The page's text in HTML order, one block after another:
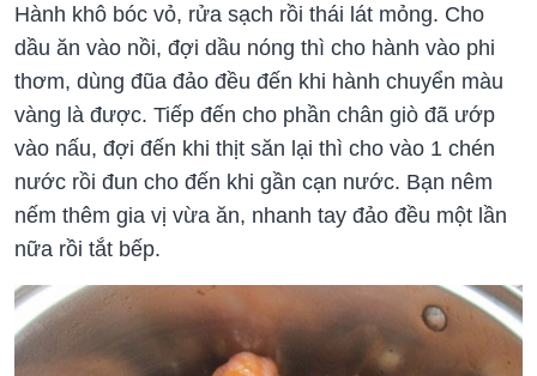
Hành khô bóc vỏ, rửa sạch rồi thái lát mỏng. Cho
dầu ăn vào nồi, đợi dầu nóng thì cho hành vào phi
thơm, dùng đũa đảo đều đến khi hành chuyển màu
vàng là được. Tiếp đến cho phần chân giò đã ướp
vào nấu, đợi đến khi thịt săn lại thì cho vào 1 chén
nước rồi đun cho đến khi gần cạn nước. Bạn nêm
nếm thêm gia vị vừa ăn, nhanh tay đảo đều một lần
nữa rồi tắt bếp.